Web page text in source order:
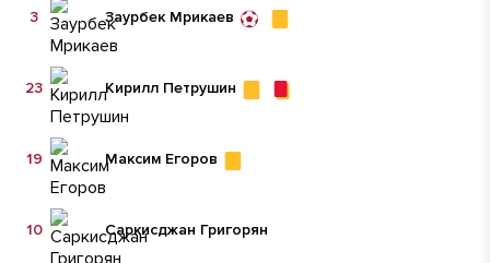
Заурбек Мрикаев
3
Кирилл Петрушин
23
Максим Егоров
19
Саркисджан Григорян
10